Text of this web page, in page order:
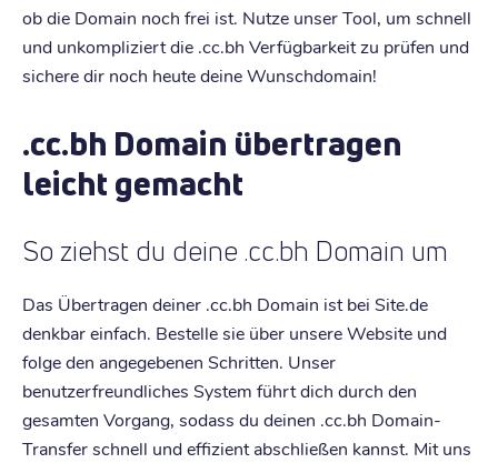
ob die Domain noch frei ist. Nutze unser Tool, um schnell
und unkompliziert die .cc.bh Verfügbarkeit zu prüfen und
sichere dir noch heute deine Wunschdomain!
.cc.bh Domain übertragen
leicht gemacht
So ziehst du deine .cc.bh Domain um
Das Übertragen deiner .cc.bh Domain ist bei Site.de
denkbar einfach. Bestelle sie über unsere Website und
folge den angegebenen Schritten. Unser
benutzerfreundliches System führt dich durch den
gesamten Vorgang, sodass du deinen .cc.bh Domain-
Transfer schnell und effizient abschließen kannst. Mit uns